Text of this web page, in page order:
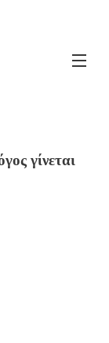
γίνεται